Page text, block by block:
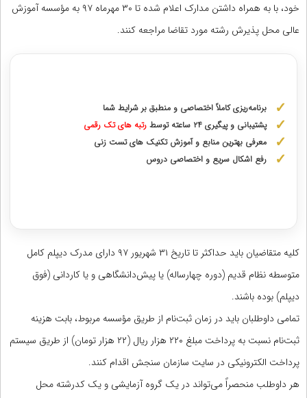
خود، با به همراه داشتن مدارک اعلام شده تا ۳۰ مهرماه ۹۷ به مؤسسه آموزش
عالی محل پذیرش رشته مورد تقاضا مراجعه کنند.
برنامه‌ریزی کاملاً اختصاصی و منطبق بر شرایط شما
پشتیبانی و پیگیری ۲۴ ساعته توسط
رتبه‌ های تک رقمی
معرفی بهترین منابع و آموزش تکنیک های تست زنی
رفع اشکال سریع و اختصاصی دروس
کلیه متقاضیان باید حداکثر تا تاریخ ۳۱ شهریور ۹۷ دارای مدرک دیپلم کامل
متوسطه نظام قدیم (دوره چهارساله) یا پیش‌دانشگاهی و یا کاردانی (فوق
دیپلم) بوده باشند.
تمامی داوطلبان باید در زمان ثبت‌نام از طریق مؤسسه مربوط، بابت هزینه
ثبت‌نام نسبت به پرداخت مبلغ ۲۲۰ هزار ریال (۲۲ هزار تومان) از طریق سیستم
پرداخت الکترونیکی در سایت سازمان سنجش اقدام کنند.
هر داوطلب منحصراً می‌تواند در یک گروه آزمایشی و یک کدرشته محل